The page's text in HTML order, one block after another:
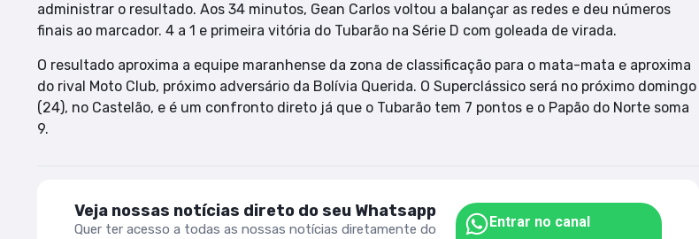
administrar o resultado. Aos 34 minutos, Gean Carlos voltou a balançar as redes e deu números
finais ao marcador. 4 a 1 e primeira vitória do Tubarão na Série D com goleada de virada.
O resultado aproxima a equipe maranhense da zona de classificação para o mata-mata e aproxima
do rival Moto Club, próximo adversário da Bolívia Querida. O Superclássico será no próximo domingo
(24), no Castelão, e é um confronto direto já que o Tubarão tem 7 pontos e o Papão do Norte soma
9.
Veja nossas notícias direto do seu Whatsapp
Quer ter acesso a todas as nossas notícias diretamente do
Entrar no canal